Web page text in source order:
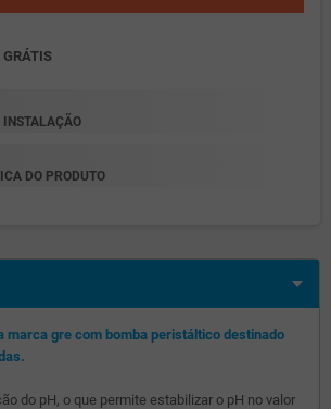
DO PRODUTO
marca gre com bomba peristáltico destinado
do pH, o que permite estabilizar o pH no valor